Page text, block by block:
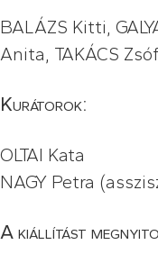
BALÁZS Kitti,
Anita, TAKÁCS
Kurátorok:
OLTAI Kata
NAGY Petra
A kiállítást